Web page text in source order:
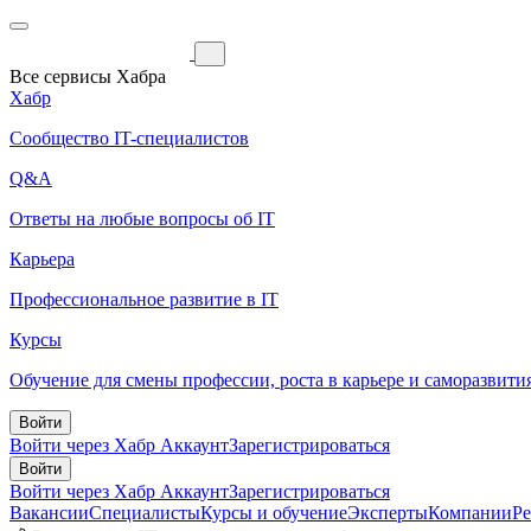
Все сервисы Хабра
Хабр
Сообщество IT-специалистов
Q&A
Ответы на любые вопросы об IT
Карьера
Профессиональное развитие в IT
Курсы
Обучение для смены профессии, роста в карьере и
Войти
Войти через Хабр АккаунтЗарегистрироваться
Войти
Войти через Хабр АккаунтЗарегистрироваться
ВакансииСпециалистыКурсы и обучениеЭкспертыКомпании